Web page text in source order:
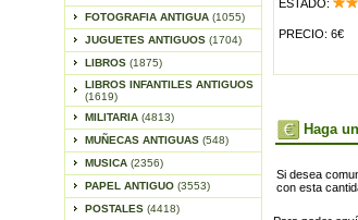
FOTOGRAFIA ANTIGUA (1055)
JUGUETES ANTIGUOS (1704)
LIBROS (1875)
LIBROS INFANTILES ANTIGUOS
(1619)
MILITARIA (4813)
MUÑECAS ANTIGUAS (548)
MUSICA (2356)
PAPEL ANTIGUO (3553)
POSTALES (4418)
ESTADO:
PRECIO: 6€
Haga
Si desea
con esta